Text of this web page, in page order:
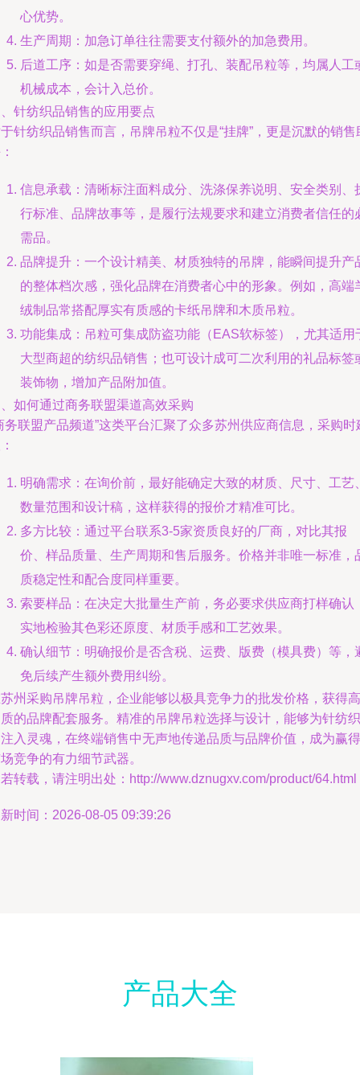
心优势。
生产周期：加急订单往往需要支付额外的加急费用。
后道工序：如是否需要穿绳、打孔、装配吊粒等，均属人工
机械成本，会计入总价。
针纺织品销售的应用要点
针纺织品销售而言，吊牌吊粒不仅是“挂牌”，更是沉默的销售
信息承载：清晰标注面料成分、洗涤保养说明、安全类别、
行标准、品牌故事等，是履行法规要求和建立消费者信任的
需品。
品牌提升：一个设计精美、材质独特的吊牌，能瞬间提升产
的整体档次感，强化品牌在消费者心中的形象。例如，高端
绒制品常搭配厚实有质感的卡纸吊牌和木质吊粒。
功能集成：吊粒可集成防盗功能（EAS软标签），尤其适用
大型商超的纺织品销售；也可设计成可二次利用的礼品标签
装饰物，增加产品附加值。
如何通过商务联盟渠道高效采购
务联盟产品频道”这类平台汇聚了众多苏州供应商信息，采购时
明确需求：在询价前，最好能确定大致的材质、尺寸、工艺
数量范围和设计稿，这样获得的报价才精准可比。
多方比较：通过平台联系3-5家资质良好的厂商，对比其报
价、样品质量、生产周期和售后服务。价格并非唯一标准，
质稳定性和配合度同样重要。
索要样品：在决定大批量生产前，务必要求供应商打样确认
实地检验其色彩还原度、材质手感和工艺效果。
确认细节：明确报价是否含税、运费、版费（模具费）等，
免后续产生额外费用纠纷。
州采购吊牌吊粒，企业能够以极具竞争力的批发价格，获得高
的品牌配套服务。精准的吊牌吊粒选择与设计，能够为针纺织
入灵魂，在终端销售中无声地传递品质与品牌价值，成为赢得
竞争的有力细节武器。
转载，请注明出处：http://www.dznugxv.com/product/64.html
时间：2026-08-05 09:39:26
产品大全